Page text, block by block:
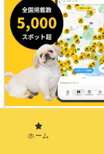
お
おでかけわん
かけ施設
SNSでも情報
ホーム